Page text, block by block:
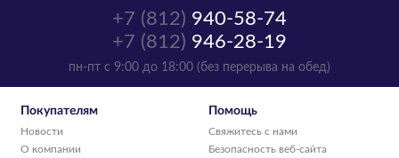
+7 (812) 940-58-74
+7 (812) 946-28-19
пн-пт с 9:00 до 18:00 (без перерыва на обед)
Покупателям
Новости
О компании
Помощь
Свяжитесь с нами
Безопасность веб-сайта